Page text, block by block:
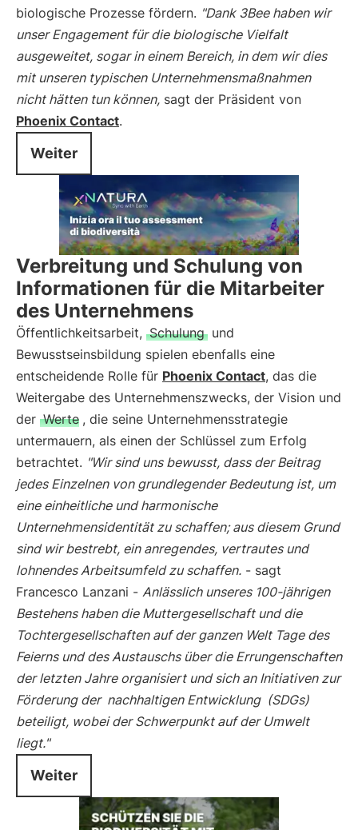
biologische Prozesse fördern. "Dank 3Bee haben wir
unser Engagement für die biologische Vielfalt
ausgeweitet, sogar in einem Bereich, in dem wir dies
mit unseren typischen Unternehmensmaßnahmen
nicht hätten tun können, sagt der Präsident von
Phoenix Contact.
Weiter
Verbreitung und Schulung von
Informationen für die Mitarbeiter
des Unternehmens
Öffentlichkeitsarbeit, Schulung und
Bewusstseinsbildung spielen ebenfalls eine
entscheidende Rolle für Phoenix Contact, das die
Weitergabe des Unternehmenszwecks, der Vision und
der Werte , die seine Unternehmensstrategie
untermauern, als einen der Schlüssel zum Erfolg
betrachtet. "Wir sind uns bewusst, dass der Beitrag
jedes Einzelnen von grundlegender Bedeutung ist, um
eine einheitliche und harmonische
Unternehmensidentität zu schaffen; aus diesem Grund
sind wir bestrebt, ein anregendes, vertrautes und
lohnendes Arbeitsumfeld zu schaffen. - sagt
Francesco Lanzani - Anlässlich unseres 100-jährigen
Bestehens haben die Muttergesellschaft und die
Tochtergesellschaften auf der ganzen Welt Tage des
Feierns und des Austauschs über die Errungenschaften
der letzten Jahre organisiert und sich an Initiativen zur
Förderung der nachhaltigen Entwicklung (SDGs)
beteiligt, wobei der Schwerpunkt auf der Umwelt
liegt."
Weiter